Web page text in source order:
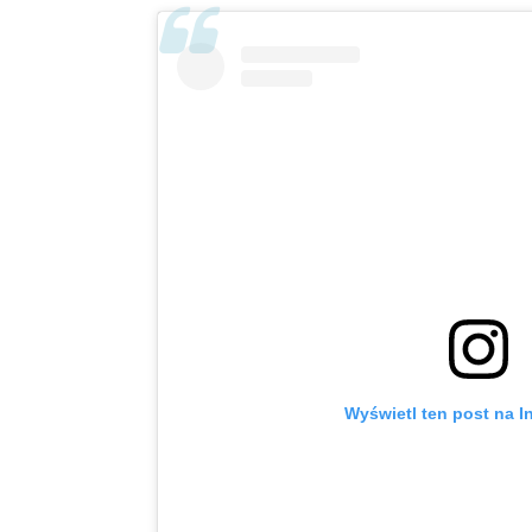
Wyświetl ten post na